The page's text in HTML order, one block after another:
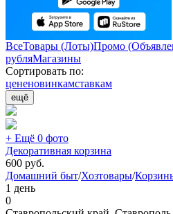
ВсеТовары (Лоты)Промо
рубляМагазины
Сортировать по:
цененовинкамставкам
ещё
+ Ещё 0 фото
Декоративная корзина
600 руб.
Домашний быт/Хозтовары/
1 день
0